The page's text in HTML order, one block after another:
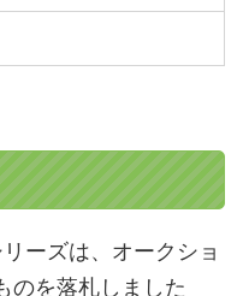
ーズは、オークショ
のを落札しました